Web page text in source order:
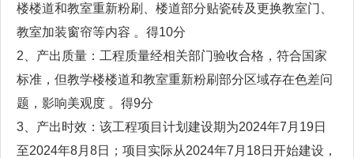
楼楼道和教室重新粉刷、楼道部分贴瓷砖及更换教室门、
教室加装窗帘等内容 。得10分
2、产出质量：工程质量经相关部门验收合格，符合国家
标准，但教学楼楼道和教室重新粉刷部分区域存在色差问
题，影响美观度 。得9分
3、产出时效：该工程项目计划建设期为2024年7月19日
至2024年8月8日；项目实际从2024年7月18日开始建设，